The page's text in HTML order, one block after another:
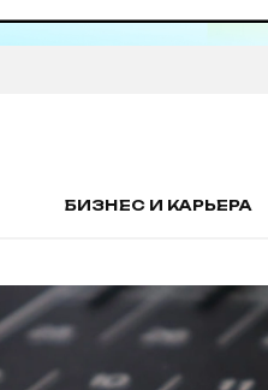
БИЗНЕС И КАРЬЕРА